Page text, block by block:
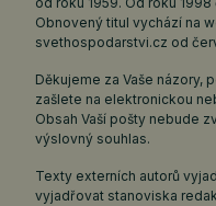
Obnovený titul vychází na
svethospodarstvi.cz od
Děkujeme za Vaše názory,
zašlete na elektronickou
Obsah Vaší pošty nebude
výslovný souhlas.
Texty externích autorů
vyjadřovat stanoviska